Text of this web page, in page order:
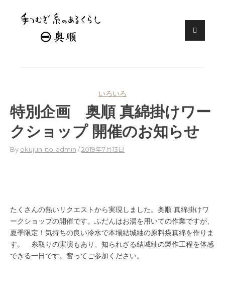
Skip
いろいろ
特別企画 奥順 真綿掛けワー
クショップ 開催のお知らせ
By okujun-ito-admin 2019年7月13日
たくさんの熱いリクエストから実現しました。奥順 真綿掛けワ
ークショップの開催です。ふだんはお湯を用いての作業ですが、
夏季限定！気持ちの良い冷水で本場結城紬の原料袋真綿を作りま
す。 糸取りの実演もあり、知られざる結城紬の製作工程を体感
できる一日です。奮ってご参加ください。